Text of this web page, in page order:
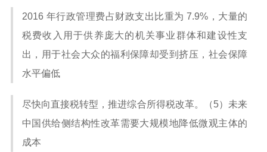
2016 年行政管理费占财政支出比重为 7.9%，大量的
税费收入用于供养庞大的机关事业群体和建设性支
出，用于社会大众的福利保障却受到挤压，社会保障
水平偏低
尽快向直接税转型，推进综合所得税改革。（5）未来
中国供给侧结构性改革需要大规模地降低微观主体的
成本